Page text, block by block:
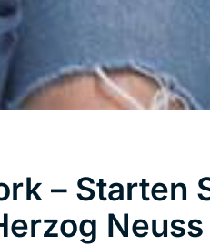
– Starten
Neuss